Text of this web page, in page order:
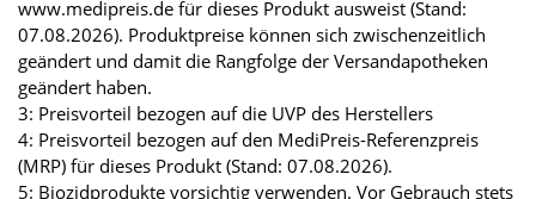
www.medipreis.de für dieses Produkt ausweist (Stand:
07.08.2026). Produktpreise können sich zwischenzeitlich
geändert und damit die Rangfolge der Versandapotheken
geändert haben.
3: Preisvorteil bezogen auf die UVP des Herstellers
4: Preisvorteil bezogen auf den MediPreis-Referenzpreis
(MRP) für dieses Produkt (Stand: 07.08.2026).
5: Biozidprodukte vorsichtig verwenden. Vor Gebrauch stets